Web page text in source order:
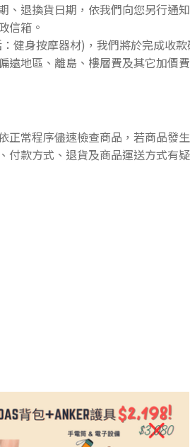
、退換貨日期，依我們向您另行通
信箱。
健身按摩器材)，我們將於完成收
遠地區、離島、樓層費及其它加價
正常程序儘速檢查商品，若商品發
付款方式、退貨及商品運送方式有